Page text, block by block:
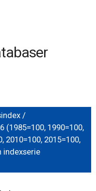
/
(1985=100, 1990=100,
2010=100, 2015=100,
indexserie